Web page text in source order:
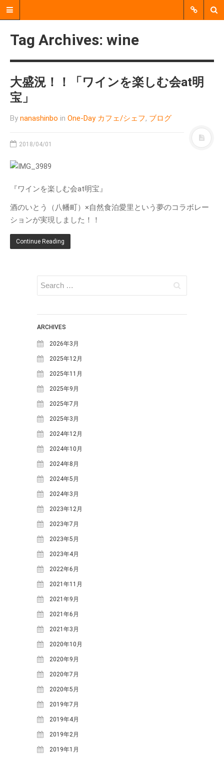
郡上市明宝で、個人、企業、
行政、地域活動団体などをつ
なぐ、 中間支援をおこなう非
営利活動法人（NPO法人）で
MENU
ブログ
ONE-DAY CHEF＆CAFE
明宝PHOTO
月刊めいほう
このブログについて
NPO法人ななしんぼ
めいほうツーネット
旧ブログ(ななしんぼ)
てみよう！
明宝の取り組み～明宝小学校で
の生ごみ堆肥づくり～
日本ミツバチの巣箱を設置しま
年末恒例餅つき大会を行いまし
MOSO塾
One-Day カフェ/シェフ
お知らせ
ギャラリー
ブログ
めいほう夢ヴィジョン
体験・講座・ワークショップ
学ぶ森プロジェクト
Tag Archives: wine
大盛況！！「ワインを楽しむ会at明
宝」
By nanashinbo in One-Day カフェ/シェフ, ブログ
2018/04/01
『ワインを楽しむ会at明宝』
酒のいとう（八幡町）×自然食泊愛里という夢のコラボレー
ションが実現しました！！
Continue Reading
ARCHIVES
2026年3月
2025年12月
2025年11月
2025年9月
2025年7月
2025年3月
2024年12月
2024年10月
2024年8月
2024年5月
2024年3月
2023年12月
2023年7月
2023年5月
2023年4月
2022年6月
2021年11月
2021年9月
2021年6月
2021年3月
2020年10月
2020年9月
2020年7月
2020年5月
2019年7月
2019年4月
2019年2月
2019年1月